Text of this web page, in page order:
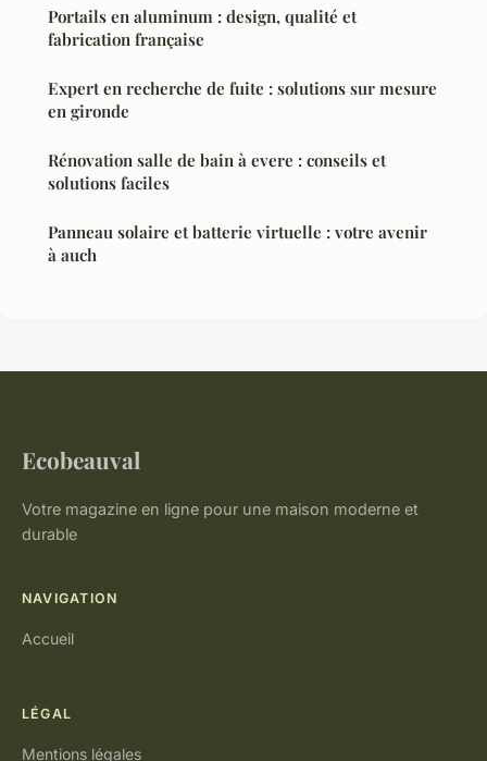
Portails en aluminum : design, qualité et
fabrication française
Expert en recherche de fuite : solutions sur mesure
en gironde
Rénovation salle de bain à evere : conseils et
solutions faciles
Panneau solaire et batterie virtuelle : votre avenir
à auch
Ecobeauval
Votre magazine en ligne pour une maison moderne et
durable
NAVIGATION
Accueil
LÉGAL
Mentions légales